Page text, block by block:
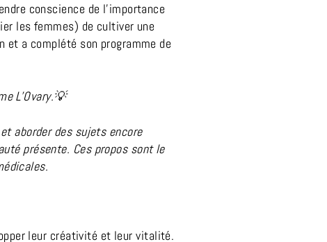
conscience de l’importance
les femmes) de cultiver une
a complété son programme de
L'Ovary.💡
aborder des sujets encore
présente. Ces propos sont le
leur créativité et leur vitalité.